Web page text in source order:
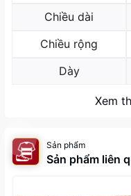
Chiều dài
Chiều rộng
Dày
Xem
Sản phẩm
Sản phẩm liên